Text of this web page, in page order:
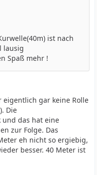
ist nach
lausig
Spaß mehr !
eigentlich gar keine Rolle
Die
und das hat eine
zur Folge. Das
eh nicht so ergiebig,
besser. 40 Meter ist